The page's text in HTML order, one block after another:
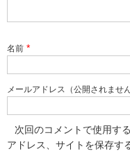
名前 *
メールアドレス（公開されません
次回のコメントで使用す
アドレス、サイトを保存す